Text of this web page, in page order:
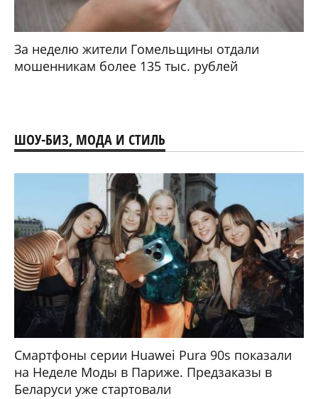
За неделю жители Гомельщины отдали
мошенникам более 135 тыс. рублей
ШОУ-БИЗ, МОДА И СТИЛЬ
Смартфоны серии Huawei Pura 90s показали
на Неделе Моды в Париже. Предзаказы в
Беларуси уже стартовали